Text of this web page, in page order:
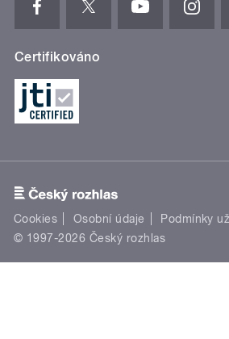
Certifikováno
Cookies Osobní údaje Podmínky
© 1997-2026 Český rozhlas